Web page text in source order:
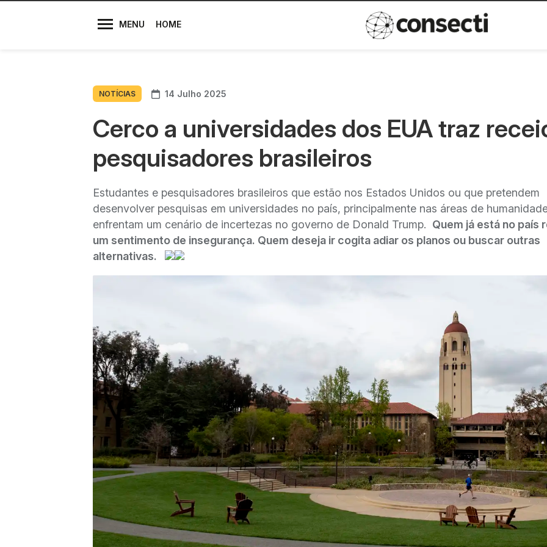
MENU HOME
Diretores
Política de
NOTÍCIAS 14 Julho 2025
Cerco a universidades dos EUA traz
pesquisadores brasileiros
Estudantes e pesquisadores brasileiros que estão nos Estados Unidos ou que pretendem
desenvolver pesquisas em universidades no país, principalmente nas áreas de
enfrentam um cenário de incertezas no governo de Donald Trump. Quem já está no país
um sentimento de insegurança. Quem deseja ir cogita adiar os planos ou buscar outras
alternativas.